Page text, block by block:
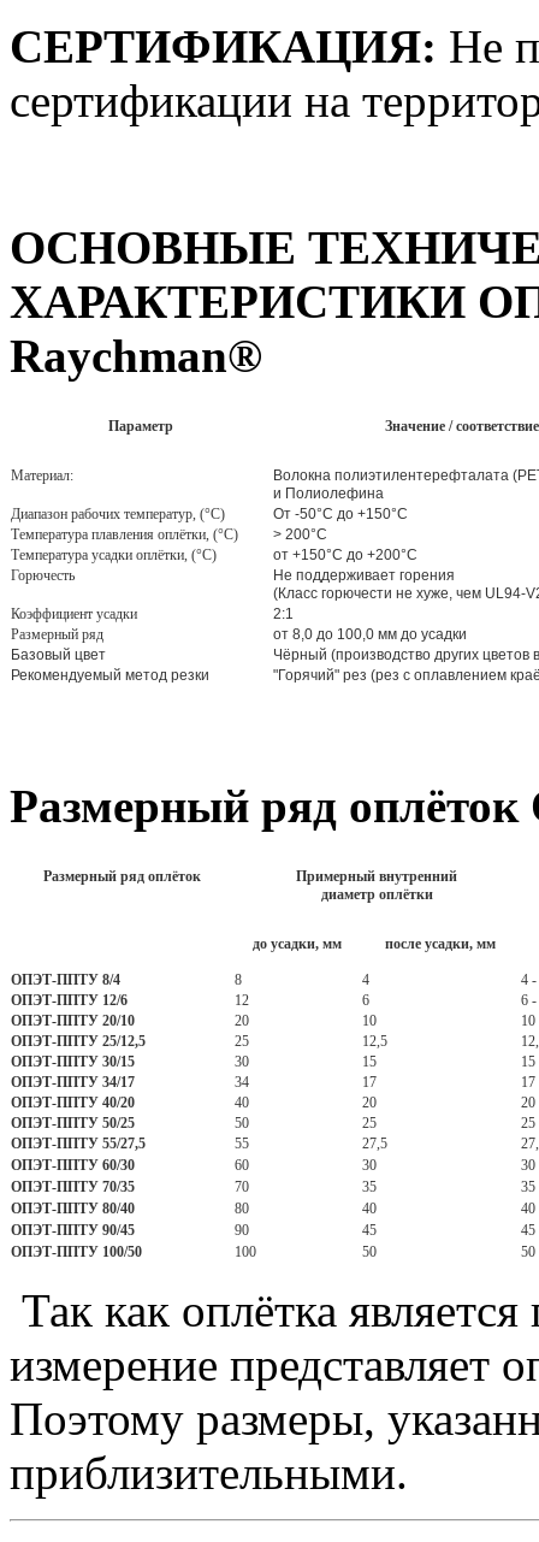
СЕРТИФИКАЦИЯ: Не
сертификации на
ОСНОВНЫЕ
ХАРАКТЕРИСТИКИ
Raychman®
Параметр Значение /
Материал:
Волокна полиэтилентерефталата
и Полиолефина
Диапазон рабочих температур, (°C)
От -50°C до +150°C
Температура плавления оплётки, (°C)
> 200°C
Температура усадки оплётки, (°C)
от +150°C до +200°C
Горючесть
Не поддерживает горения
(Класс горючести не хуже, чем UL94-
Коэффициент усадки
2:1
Размерный ряд
от 8,0 до 100,0 мм до усадки
Базовый цвет
Чёрный (производство других цветов
Рекомендуемый метод резки
"Горячий" рез (рез с оплавлением
Размерный ряд оплёток
Размерный ряд оплёток
Примерный внутренний
диаметр оплётки
до усадки, мм после усадки, мм
ОПЭТ-ППТУ 8/4 8 4
4 -
ОПЭТ-ППТУ 12/6
12 6
6 -
ОПЭТ-ППТУ 20/10
20 10
10
ОПЭТ-ППТУ 25/12,5
25 12,5
ОПЭТ-ППТУ 30/15
30 15
15
ОПЭТ-ППТУ 34/17
34 17
17
ОПЭТ-ППТУ 40/20
40 20
20
ОПЭТ-ППТУ 50/25
50 25
25
ОПЭТ-ППТУ 55/27,5
55 27,5
ОПЭТ-ППТУ 60/30
60 30
30
ОПЭТ-ППТУ 70/35
70 35
35
ОПЭТ-ППТУ 80/40
80 40
40
ОПЭТ-ППТУ 90/45
90 45
45
ОПЭТ-ППТУ 100/50
100 50 50
Так как оплётка
измерение представляет
Поэтому размеры,
приблизительными.